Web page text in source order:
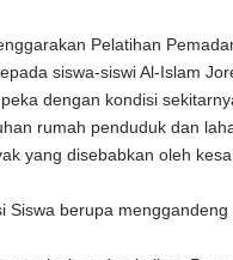
Pelatihan
siswa-siswi Al-Islam
dengan kondisi
rumah penduduk dan
yang disebabkan oleh
berupa